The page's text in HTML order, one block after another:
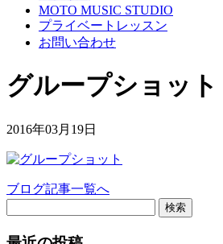
MOTO MUSIC STUDIO
プライベートレッスン
お問い合わせ
グループショット
2016年03月19日
ブログ記事一覧へ
検索